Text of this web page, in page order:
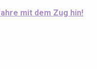
mit dem Zug hin!